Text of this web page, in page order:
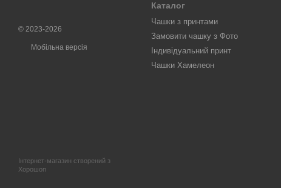
© 2023-2026
Мобільна версія
Інтернет-магазин створений з
Хорошоп
Каталог
Чашки з принтами
Замовити чашку з Фото
Індивідуальний принт
Чашки Хамелеон